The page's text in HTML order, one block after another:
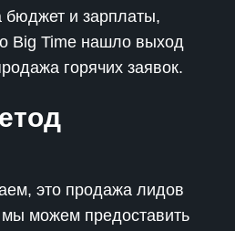
бюджет и зарплаты,
Big Time нашло выход
горячих заявок.
это продажа лидов
мы можем предоставить